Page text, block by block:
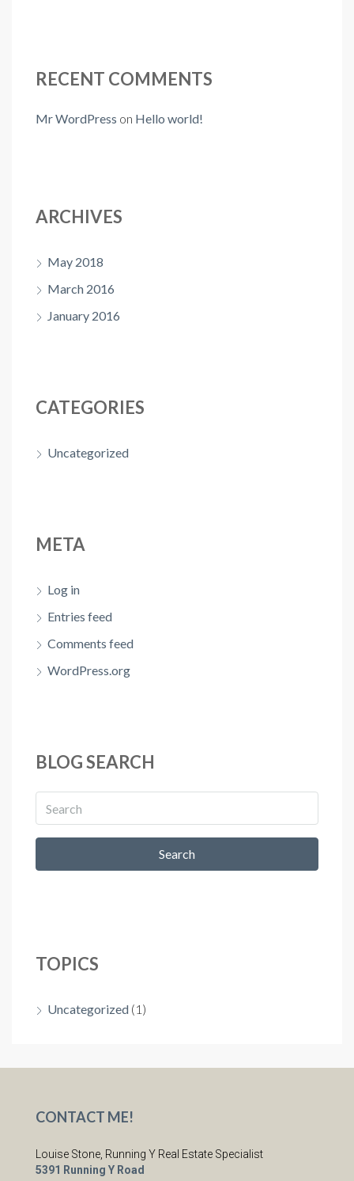
RECENT COMMENTS
Mr WordPress on Hello world!
ARCHIVES
May 2018
March 2016
January 2016
CATEGORIES
Uncategorized
META
Log in
Entries feed
Comments feed
WordPress.org
BLOG SEARCH
Search
TOPICS
Uncategorized (1)
CONTACT ME!
Louise Stone, Running Y Real Estate Specialist
5391 Running Y Road